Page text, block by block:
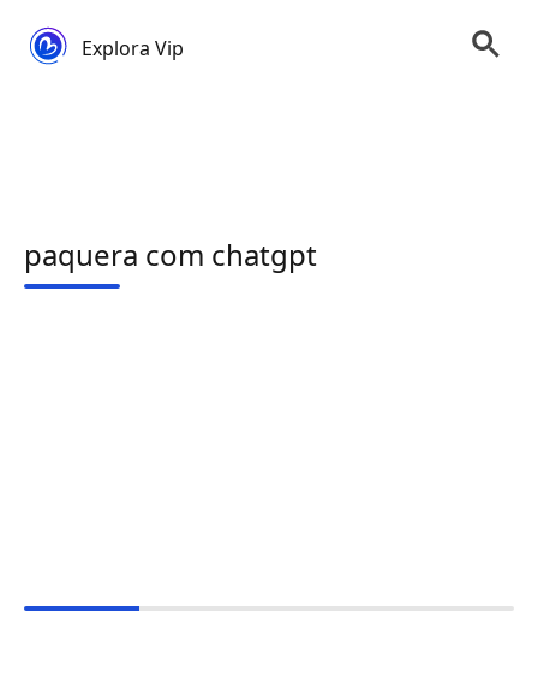
Explora Vip
paquera com chatgpt